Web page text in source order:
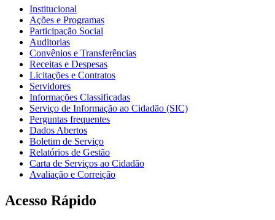
Institucional
Ações e Programas
Participação Social
Auditorias
Convênios e Transferências
Receitas e Despesas
Licitações e Contratos
Servidores
Informações Classificadas
Serviço de Informação ao Cidadão (SIC)
Perguntas frequentes
Dados Abertos
Boletim de Serviço
Relatórios de Gestão
Carta de Serviços ao Cidadão
Avaliação e Correição
Acesso Rápido